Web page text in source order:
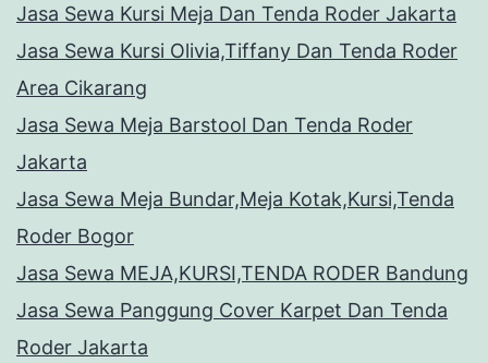
Jasa Sewa Kursi Meja Dan Tenda Roder Jakarta
Jasa Sewa Kursi Olivia,Tiffany Dan Tenda Roder
Area Cikarang
Jasa Sewa Meja Barstool Dan Tenda Roder
Jakarta
Jasa Sewa Meja Bundar,Meja Kotak,Kursi,Tenda
Roder Bogor
Jasa Sewa MEJA,KURSI,TENDA RODER Bandung
Jasa Sewa Panggung Cover Karpet Dan Tenda
Roder Jakarta